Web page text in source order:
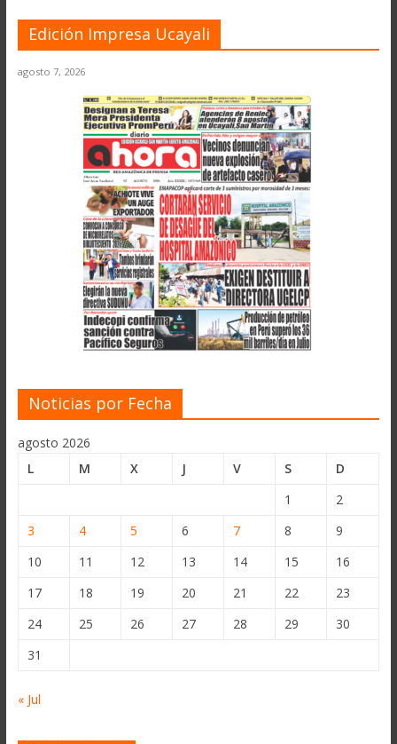
Edición Impresa Ucayali
agosto 7, 2026
Noticias por Fecha
agosto 2026
L
M X J V S
D
1
2
3
4 5 6 7 8
9
10
11 12 13 14 15
16
17
18 19 20 21 22
23
24
25 26 27 28 29
30
31
« Jul